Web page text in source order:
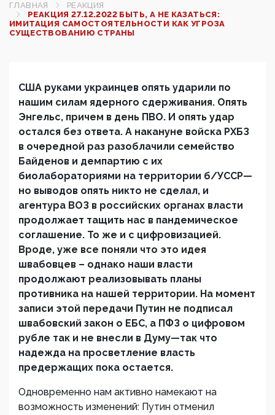
ГЛАВНАЯ
РЕАКЦИЯ
РЕАКЦИЯ 27.12.2022 БЫТЬ, А НЕ КАЗАТЬСЯ:
ИМИТАЦИЯ САМОСТОЯТЕЛЬНОСТИ КАК УГРОЗА
СУЩЕСТВОВАНИЮ СТРАНЫ
США руками украинцев опять ударили по
нашим силам ядерного сдерживания. Опять
Энгельс, причем в день ПВО. И опять удар
остался без ответа. А накануне войска РХБЗ
в очередной раз разоблачили семейство
Байденов и демпартию с их
биолабораториями на территории б/УССР—
но выводов опять никто не сделал, и
агентура ВОЗ в российских органах власти
продолжает тащить нас в пандемическое
соглашение. То же и с цифровизацией.
Вроде, уже все поняли что это идея
швабовцев – однако наши власти
продолжают реализовывать планы
противника на нашей территории. На момент
записи этой передачи Путин не подписал
швабовский закон о ЕБС, а ПФЗ о цифровом
рубле так и не внесли в Думу—так что
надежда на просветление власть
предержащих пока остается.
Одновременно нам активно намекают на
возможность изменений: Путин отменил